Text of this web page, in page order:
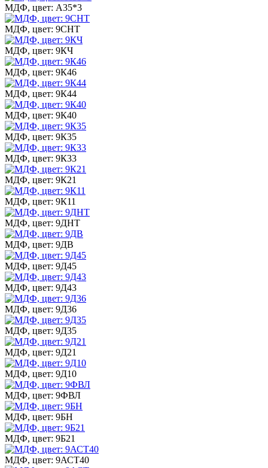
МДФ, цвет: А35*3
МДФ, цвет: 9СНТ
МДФ, цвет: 9КЧ
МДФ, цвет: 9К46
МДФ, цвет: 9К44
МДФ, цвет: 9К40
МДФ, цвет: 9К35
МДФ, цвет: 9К33
МДФ, цвет: 9К21
МДФ, цвет: 9К11
МДФ, цвет: 9ДНТ
МДФ, цвет: 9ДВ
МДФ, цвет: 9Д45
МДФ, цвет: 9Д43
МДФ, цвет: 9Д36
МДФ, цвет: 9Д35
МДФ, цвет: 9Д21
МДФ, цвет: 9Д10
МДФ, цвет: 9ФВЛ
МДФ, цвет: 9БН
МДФ, цвет: 9Б21
МДФ, цвет: 9АСТ40